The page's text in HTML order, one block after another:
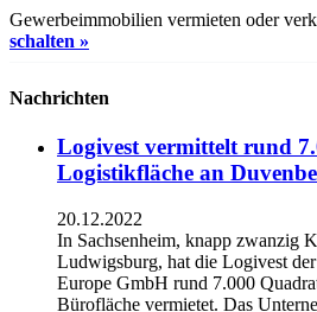
Gewerbeimmobilien vermieten oder
schalten »
Nachrichten
Logivest vermittelt rund
Logistikfläche an
20.12.2022
In Sachsenheim, knapp zwanzig
Ludwigsburg, hat die Logivest
Europe GmbH rund 7.000
Bürofläche vermietet. Das